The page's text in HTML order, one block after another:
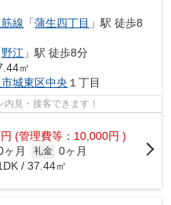
線 「蒲生四丁目 」駅 徒歩8
野江 」駅 徒歩8分
㎡
城東区中央 １丁目
見・接客できます！
円 (管理費等：10,000円 )
ヶ月 礼金 0ヶ月
/ 37.44㎡